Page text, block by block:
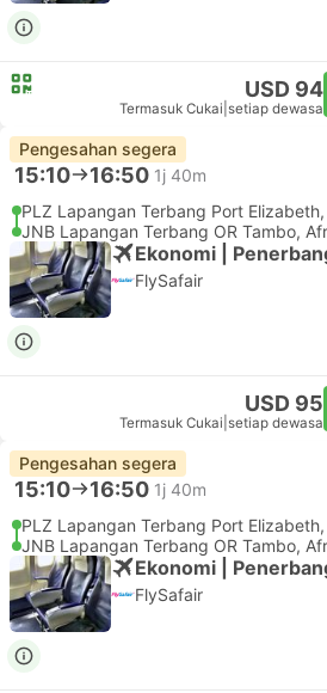
USD 94
Termasuk Cukai setiap dewasa
Pengesahan segera
15:10 16:50 1j 40m
PLZ Lapangan Terbang Port
JNB Lapangan Terbang OR Tambo,
Ekonomi |
FlySafair
USD 95
Termasuk Cukai setiap dewasa
Pengesahan segera
15:10 16:50 1j 40m
PLZ Lapangan Terbang Port
JNB Lapangan Terbang OR Tambo,
Ekonomi |
FlySafair